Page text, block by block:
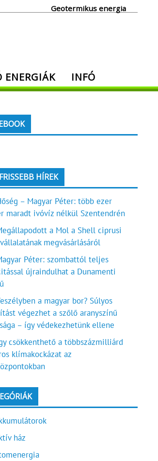
Geotermikus energia
ENERGIÁK INFÓ
HÍREK
– Magyar Péter: több ezer
maradt ivóvíz nélkül Szentendrén
a Mol a Shell ciprusi
megvásárlásáról
Péter: szombattól teljes
újraindulhat a Dunamenti
a magyar bor? Súlyos
végezhet a szőlő aranyszínű
– így védekezhetünk ellene
csökkenthető a többszázmilliárd
klímakockázat az
ház